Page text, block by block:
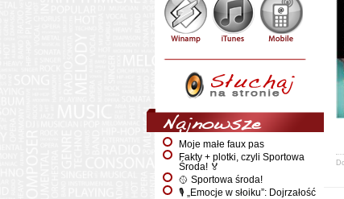
Najnowsze
Moje małe faux pas
Fakty + plotki, czyli Sportowa
Środa! 🏅
🥎 Sportowa środa!
🎙️ „Emocje w słoiku”: Dojrzałość